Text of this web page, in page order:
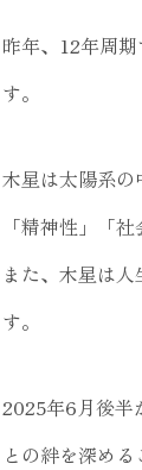
昨年、12年周
す。
木星は太陽系の
「精神性」「
また、木星は
す。
2025年6月後半
との絆を深め